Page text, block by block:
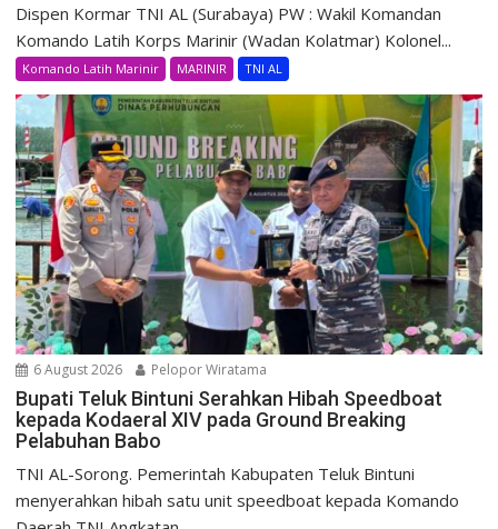
Dispen Kormar TNI AL (Surabaya) PW : Wakil Komandan
Komando Latih Korps Marinir (Wadan Kolatmar) Kolonel...
Komando Latih Marinir MARINIR TNI AL
6 August 2026 Pelopor Wiratama
Bupati Teluk Bintuni Serahkan Hibah Speedboat
kepada Kodaeral XIV pada Ground Breaking
Pelabuhan Babo
TNI AL-Sorong. Pemerintah Kabupaten Teluk Bintuni
menyerahkan hibah satu unit speedboat kepada Komando